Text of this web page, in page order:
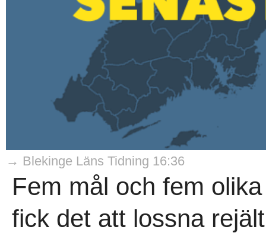
→ Blekinge Läns Tidning 16:36
Fem mål och fem
fick det att lossna